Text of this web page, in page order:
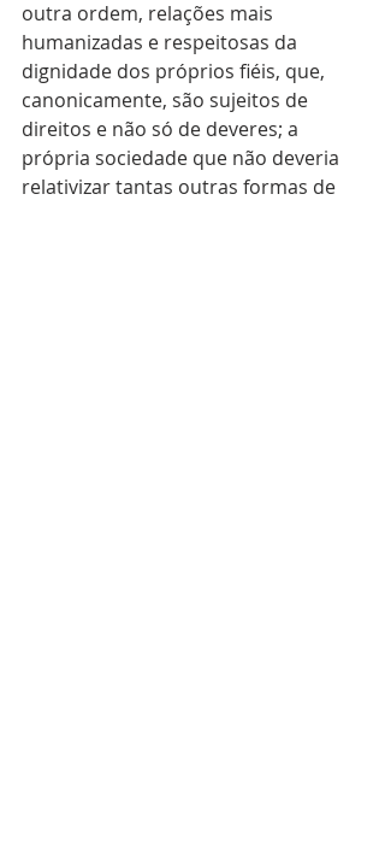
outra ordem, relações mais
humanizadas e respeitosas da
dignidade dos próprios fiéis, que,
canonicamente, são sujeitos de
direitos e não só de deveres; a
própria sociedade que não deveria
relativizar tantas outras formas de